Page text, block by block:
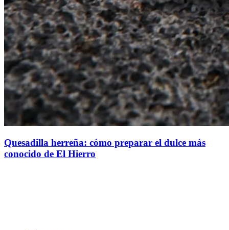
Quesadilla herreña: cómo preparar el dulce más
conocido de El Hierro